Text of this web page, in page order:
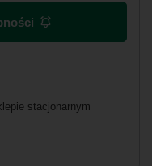
stacjonarnym